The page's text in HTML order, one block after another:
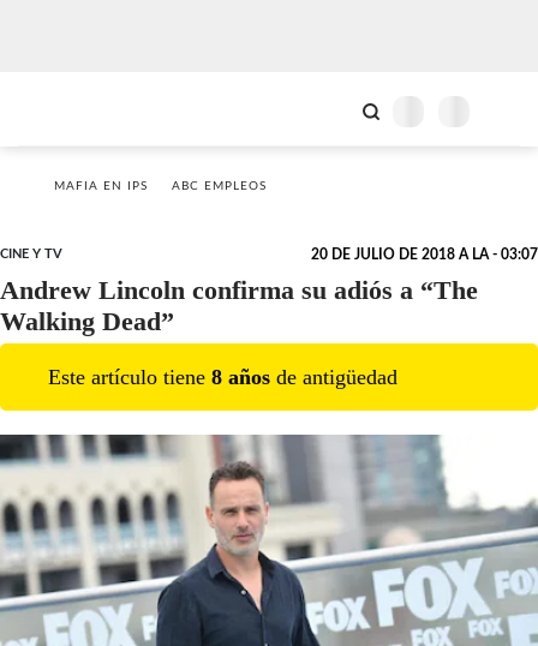
MAFIA EN IPS ABC EMPLEOS
CINE Y TV 20 DE JULIO DE 2018 A LA - 03:07
Andrew Lincoln confirma su adiós a “The
Walking Dead”
Este artículo tiene 8 años de antigüedad